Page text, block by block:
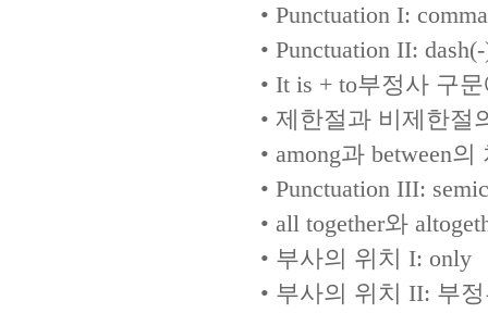
• Punctuation I:
• Punctuation II:
• It is + to부정사 구
• 제한절과 비제한절
• among과 between의
• Punctuation III:
• all together와
• 부사의 위치 I: only
• 부사의 위치 II: 부